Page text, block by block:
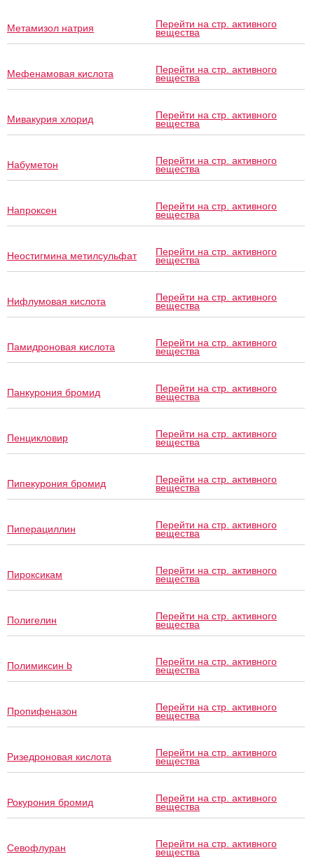
Метамизол натрия Перейти на стр. активного
вещества
Мефенамовая кислота Перейти на стр. активного
вещества
Мивакурия хлорид Перейти на стр. активного
вещества
Набуметон Перейти на стр. активного
вещества
Напроксен Перейти на стр. активного
вещества
Неостигмина метилсульфат Перейти на стр. активного
вещества
Нифлумовая кислота Перейти на стр. активного
вещества
Памидроновая кислота Перейти на стр. активного
вещества
Панкурония бромид Перейти на стр. активного
вещества
Пенцикловир Перейти на стр. активного
вещества
Пипекурония бромид Перейти на стр. активного
вещества
Пиперациллин Перейти на стр. активного
вещества
Пироксикам Перейти на стр. активного
вещества
Полигелин Перейти на стр. активного
вещества
Полимиксин b Перейти на стр. активного
вещества
Пропифеназон Перейти на стр. активного
вещества
Ризедроновая кислота Перейти на стр. активного
вещества
Рокурония бромид Перейти на стр. активного
вещества
Севофлуран Перейти на стр. активного
вещества